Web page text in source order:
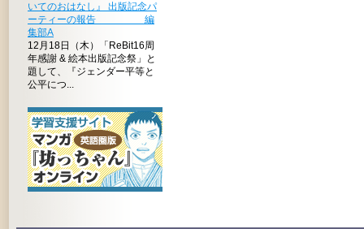
いてのおはなし』 出版記念パ
ーティーの報告 編
集部A
12月18日（木）「ReBit16周
年感謝 & 絵本出版記念祭」と
題して、『ジェンダー平等と
公平につ...